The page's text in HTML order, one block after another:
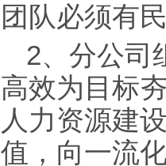
团队必须有
2、分公司
高效为目标
人力资源建
值，向一流